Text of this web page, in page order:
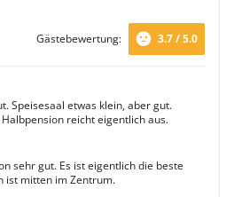
Gästebewertung: 3.7 / 5.0
Speisesaal etwas klein, aber gut.
reicht eigentlich aus.
sehr gut. Es ist eigentlich die beste
ist mitten im Zentrum.